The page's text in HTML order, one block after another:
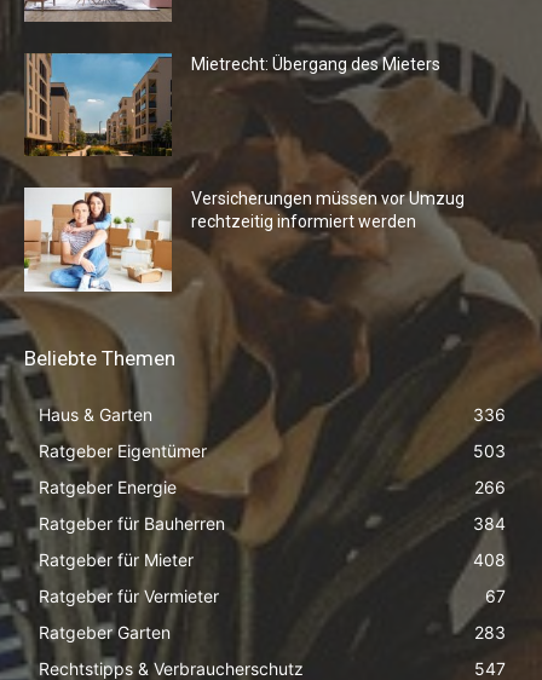
Mietrecht: Übergang des Mieters
Versicherungen müssen vor Umzug
rechtzeitig informiert werden
Beliebte Themen
Haus & Garten
336
Ratgeber Eigentümer
503
Ratgeber Energie
266
Ratgeber für Bauherren
384
Ratgeber für Mieter
408
Ratgeber für Vermieter
67
Ratgeber Garten
283
Rechtstipps & Verbraucherschutz
547